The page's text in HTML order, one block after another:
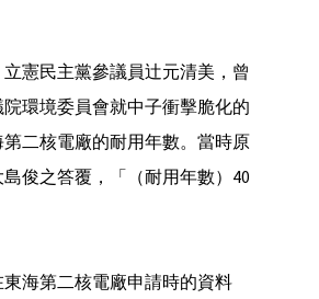
憲民主黨參議員辻元清美，曾
院環境委員會就中子衝擊脆化的
二核電廠的耐用年數。當時原
俊之答覆，「（耐用年數）40
海第二核電廠申請時的資料